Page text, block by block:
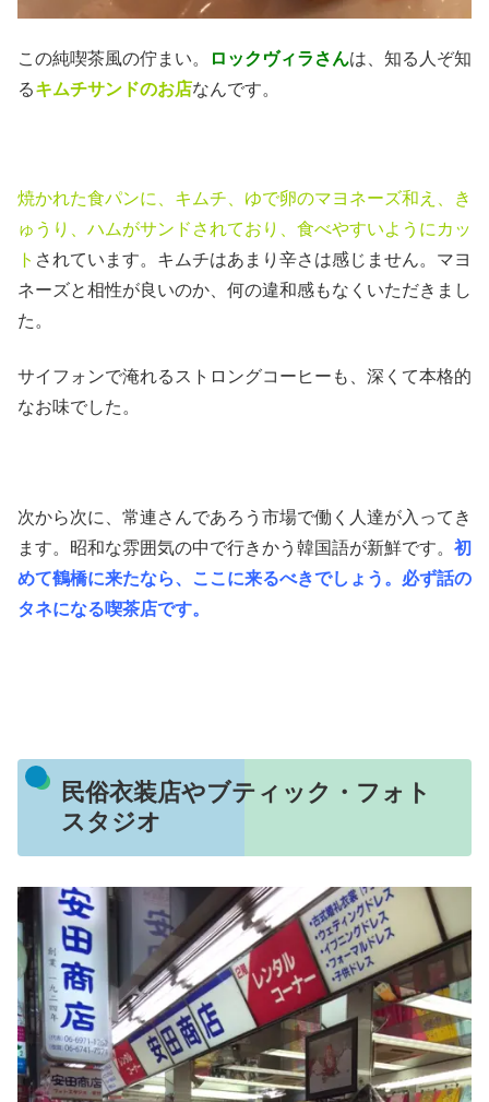
この純喫茶風の佇まい。 ロックヴィラさんは、知る人ぞ知
るキムチサンドのお店なんです。
焼かれた食パンに、キムチ、ゆで卵のマヨネーズ和え、き
ゅうり、ハムがサンドされており、食べやすいようにカッ
ト されています。キムチはあまり辛さは感じません。マヨ
ネーズと相性が良いのか、何の違和感もなくいただきまし
た。
サイフォンで淹れるストロングコーヒーも、深くて本格的
なお味でした。
次から次に、常連さんであろう市場で働く人達が入ってき
ます。昭和な雰囲気の中で行きかう韓国語が新鮮です。 初
めて鶴橋に来たなら、ここに来るべきでしょう。必ず話の
タネになる喫茶店です。
民俗衣装店やブティック・フォト
スタジオ